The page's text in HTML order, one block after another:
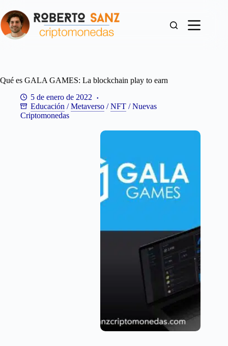
al
contenido
Qué es GALA GAMES: La blockchain play to earn
5 de enero de 2022
Educación /Metaverso /NFT /Nuevas
Criptomonedas